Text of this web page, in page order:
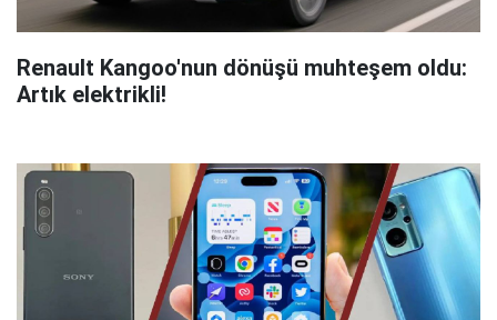
Renault Kangoo'nun dönüşü muhteşem oldu:
Artık elektrikli!